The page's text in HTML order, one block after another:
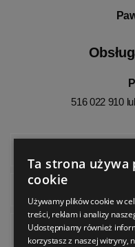
516 022 910
Ta strona używa
cookie
Używamy plików cookie w
treści, reklam i analizy
Udostępniamy również
korzystasz z naszej witryny,